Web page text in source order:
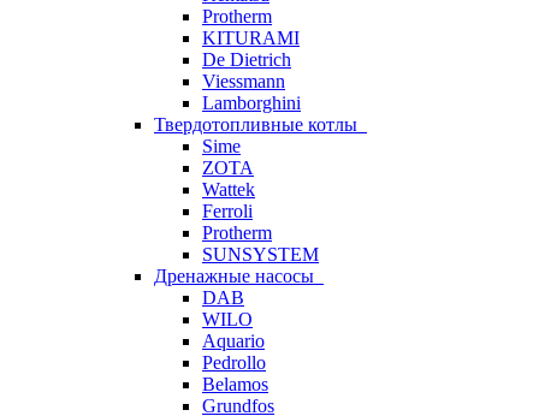
Protherm
KITURAMI
De Dietrich
Viessmann
Lamborghini
Твердотопливные котлы
Sime
ZOTA
Wattek
Ferroli
Protherm
SUNSYSTEM
Дренажные насосы
DAB
WILO
Aquario
Pedrollo
Belamos
Grundfos